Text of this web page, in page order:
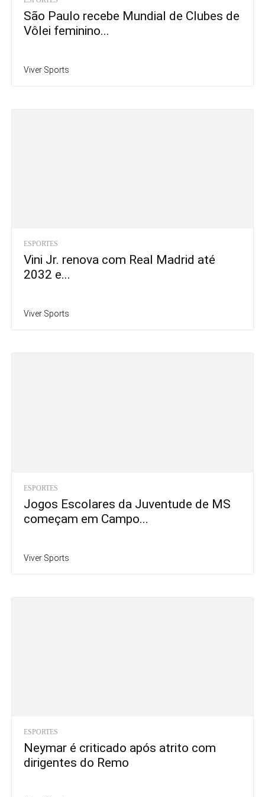
São Paulo recebe Mundial de Clubes de
Vôlei feminino...
Viver Sports
ESPORTES
Vini Jr. renova com Real Madrid até
2032 e...
Viver Sports
ESPORTES
Jogos Escolares da Juventude de MS
começam em Campo...
Viver Sports
ESPORTES
Neymar é criticado após atrito com
dirigentes do Remo